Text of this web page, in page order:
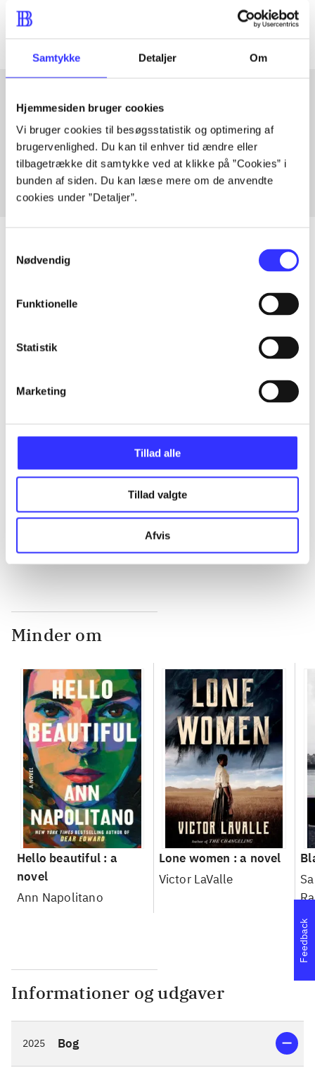
Samtykke Detaljer Om
Hjemmesiden bruger cookies
Vi bruger cookies til besøgsstatistik og optimering af
brugervenlighed. Du kan til enhver tid ændre eller
tilbagetrække dit samtykke ved at klikke på ”Cookies” i
bunden af siden. Du kan læse mere om de anvendte
cookies under ”Detaljer”.
Nødvendig
Funktionelle
Statistik
Marketing
Tillad alle
Tillad valgte
Afvis
Artikler med samme emner
Fra
Alle registrerede artikler fordelt på udgivelser
...
...
...
...
Minder om
Hello beautiful : a
novel
Ann Napolitano
Lone women : a novel
Victor LaValle
Informationer og udgaver
2025 Bog
Feedback